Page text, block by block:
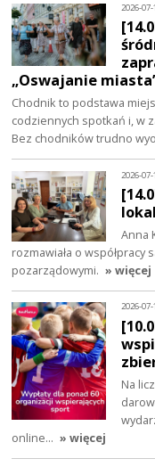
2026-
„Oswajanie
Chodnik to podstawa
codziennych spotkań i, w
Bez chodników trudno
2026-
Anna
rozmawiała o
pozarządowymi. » więcej
2026-
Na
online… » więcej